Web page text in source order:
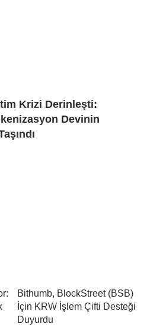
Krizi Derinleşti:
Devinin
Bithumb, BlockStreet (BSB)
İçin KRW İşlem Çifti Desteği
Duyurdu